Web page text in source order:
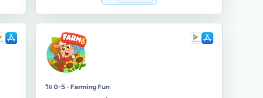
วัย 0-5 · Farming Fun